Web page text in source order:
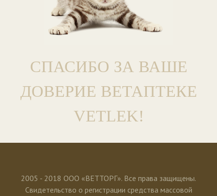
СПАСИБО ЗА ВАШЕ
ДОВЕРИЕ ВЕТАПТЕКЕ
VETLEK!
2005 - 2018 ООО «ВЕТТОРГ». Все права защищены.
Свидетельство о регистрации средства массовой